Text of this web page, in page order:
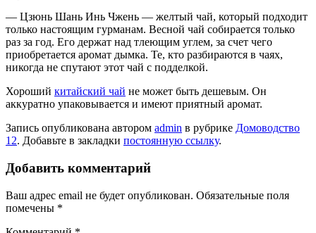
— Цзюнь Шань Инь Чжень — желтый чай, который подходит
только настоящим гурманам. Весной чай собирается только
раз за год. Его держат над тлеющим углем, за счет чего
приобретается аромат дымка. Те, кто разбираются в чаях,
никогда не спутают этот чай с подделкой.
Хороший китайский чай не может быть дешевым. Он
аккуратно упаковывается и имеют приятный аромат.
Запись опубликована автором admin в рубрике Домоводство
12. Добавьте в закладки постоянную ссылку.
Добавить комментарий
Ваш адрес email не будет опубликован. Обязательные поля
помечены *